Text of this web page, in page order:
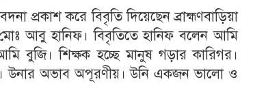
প্রকাশ করে বিবৃতি দিয়েছেন ব্রাহ্মণবাড়িয়া
আবু হানিফ। বিবৃতিতে হানিফ বলেন আমি
বুজি। শিক্ষক হচ্ছে মানুষ গড়ার কারিগর।
উনার অভাব অপূরণীয়। উনি একজন ভালো ও